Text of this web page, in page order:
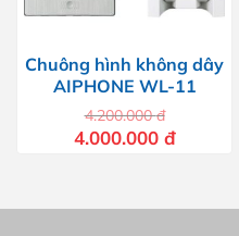
Chuông hình không dây
AIPHONE WL-11
4.200.000đ
Giá
gốc
4.000.000 đGiá
hiện